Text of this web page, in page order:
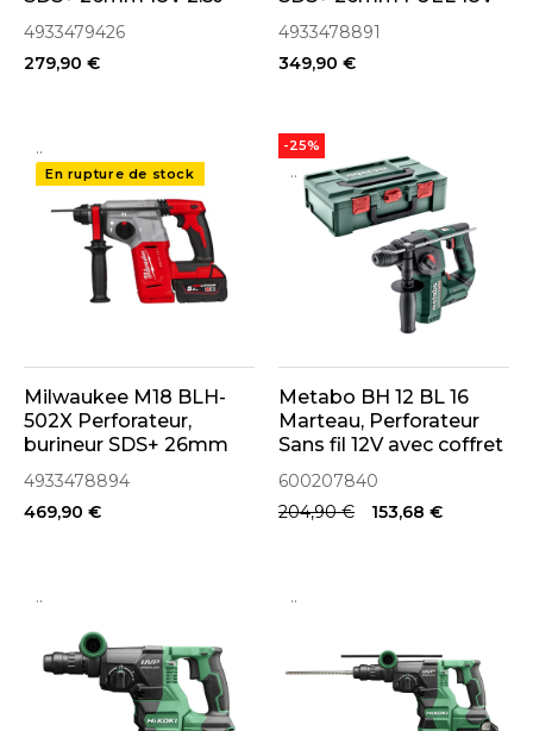
(4933479426)
4933479426
279,90 €
2.3J avec mandrin
FIXTEC (4933478891)
4933478891
349,90 €
..
En rupture de stock
Milwaukee M18 BLH-
502X Perforateur,
burineur SDS+ 26mm
FUEL 18V 2.3J 2x5.0Ah
(4933478894)
4933478894
469,90 €
..
Metabo BH 12 BL 16
Marteau, Perforateur
Sans fil 12V avec coffret
metaBOX (600207840)
600207840
204,90 €
-25%
153,68 €
.. ..